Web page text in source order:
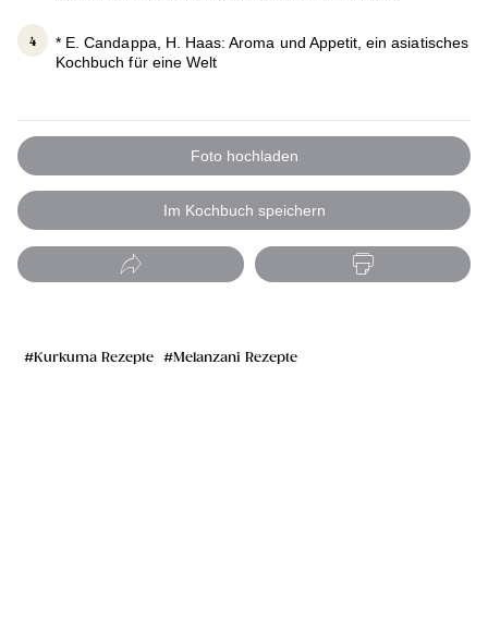
* E. Candappa, H. Haas: Aroma und Appetit, ein asiatisches
Kochbuch für eine Welt
Foto hochladen
Im Kochbuch speichern
Kurkuma Rezepte Melanzani Rezepte